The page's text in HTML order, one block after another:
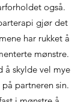
også.
gjør det
har rukket å
mønstre.
å skylde vel mye
partneren sin.